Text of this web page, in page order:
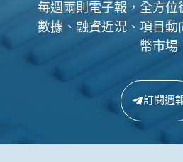
每週兩則電子報，全方位
數據、融資近況、項目動
幣市場
訂閱週